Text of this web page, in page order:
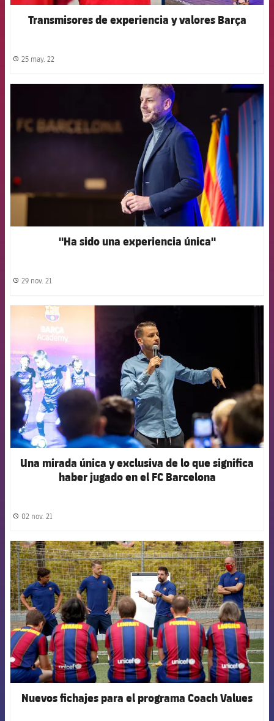
Transmisores de experiencia y valores Barça
label.share.clock
25 may. 22
FCB Barcelona badge
"Ha sido una experiencia única"
label.share.clock
29 nov. 21
Una mirada única y exclusiva de lo que significa
haber jugado en el FC Barcelona
label.share.clock
02 nov. 21
FCB Barcelona badge
Nuevos fichajes para el programa Coach Values